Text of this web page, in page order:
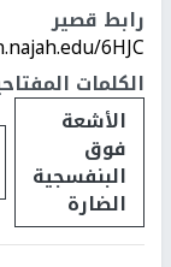
رابط قصير
6HJC/
الكلمات
الأشعة
فوق
البنفسجية
الضارة